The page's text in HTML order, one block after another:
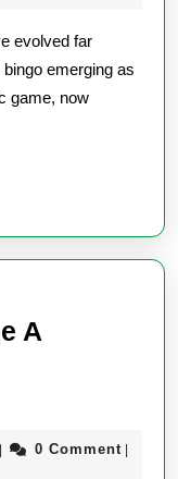
evolved far
emerging as
game, now
A
Zaidch
| 0 Comment |